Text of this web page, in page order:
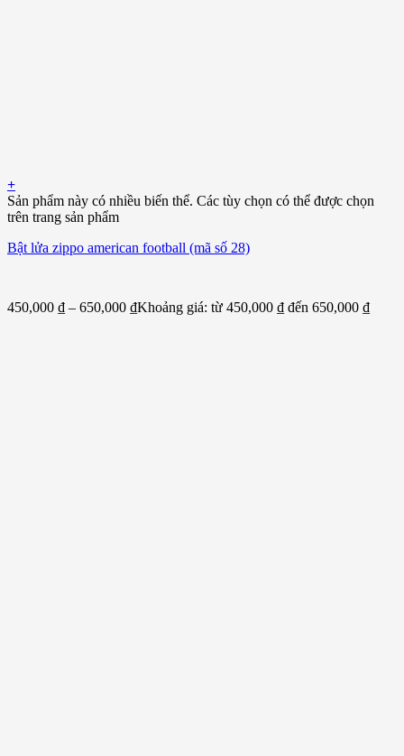
+
Sản phẩm này có nhiều biến thể. Các tùy chọn có thể được chọn
trên trang sản phẩm
Bật lửa zippo american football (mã số 28)
450,000 ₫ – 650,000 ₫Khoảng giá: từ 450,000 ₫ đến 650,000 ₫